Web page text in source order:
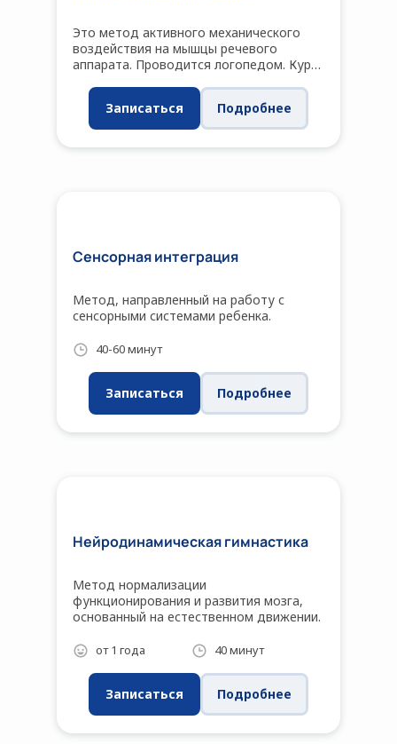
Это метод активного механического
воздействия на мышцы речевого
аппарата. Проводится логопедом. Курс
Записаться
Подробнее
Сенсорная интеграция
Метод, направленный на работу с
сенсорными системами ребенка.
40-60 минут
Записаться Подробнее
Нейродинамическая гимнастика
Метод нормализации
функционирования и развития мозга,
основанный на естественном движении.
от 1 года 40 минут
Записаться Подробнее